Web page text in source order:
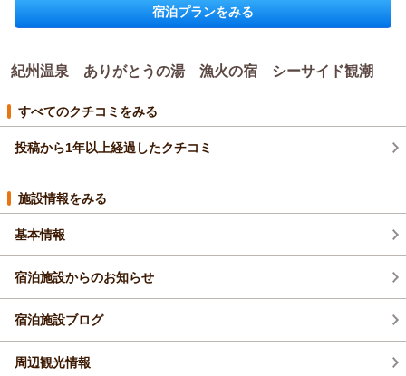
しろまる様のまたのお帰りを、心よりお待ち申し上げておりま
す。
（返信日：2026/05/06）
い旅の思い出となっておりましたら幸いでございます。
また、和室にご用意しておりますマットレスの寝心地までご評
ただけるよう寝具選びにも心を配っておりますので、ごゆっく
大浴場の露天壺湯からご覧いただく海の景色にも癒されたとの
こと、和歌の浦ならではの穏やかな眺望と湯浴みの時間をお楽
しみいただけたようで、大変嬉しく思っております。
励みでございます。これからもご家族皆様に安心して心地よく
「また利用しますね」とのお言葉を胸に、次回もより一層ご満
足いただけるご滞在をご用意してお待ちしております。
はっぴーたーん様ご家族のまたのお帰りを、漁火の宿シーサイ
ド観潮スタッフ一同心よりお待ち申し上げております。
漁火の宿シーサイド観潮スタッフ一同
紀州温泉 ありがとうの湯 漁火の宿 シーサイド観潮からの返信
このたびは再び漁火の宿シーサイド観潮へお帰りいただき、誠
いて以来、再びご縁をいただけましたこと、スタッフ一同心よ
り嬉しく存じます。
以前のご来館を覚えていてくれたとのお言葉まで頂戴し、光栄
でございます。お越しいただくたびに「また帰ってきた」と感
に受け取っていただけたことは何よりの喜びでございます。
と、大変嬉しく拝読いたしました。大切なご旅行のひととき
が、少しでも心に残る時間となっておりましたら幸いでござい
ます。
リニューアルしたてのお部屋では、木の香りや新しい畳の香り
まで感じながら快適にお過ごしいただけたとのこと、細やかな
ご感想に心より感謝申し上げます。新しい空間の心地よさと、
和のぬくもりを感じていただけたご様子に、私どもも大変嬉し
宿泊プランをみる
紀州温泉 ありがとうの湯 漁火の宿 シーサイド観潮
すべてのクチコミをみる
投稿から1年以上経過したクチコミ
施設情報をみる
基本情報
宿泊施設からのお知らせ
宿泊施設ブログ
周辺観光情報